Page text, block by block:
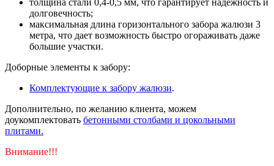
долговечность;
максимальная длина горизонтального забора жалюзи 3
метра, что дает возможность быстро огораживать даже
большие участки.
Доборные элементы к забору:
Комплектующие к забору жалюзи.
Дополнительно, по желанию клиента, можем
доукомплектовать бетонными столбами и цокольными
плитами.
Внимание!!!